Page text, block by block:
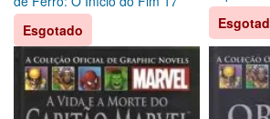
Esgotado